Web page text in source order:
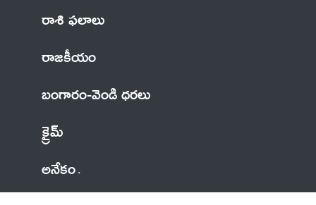
రాశి ఫలాలు
రాజకీయం
బంగారం-వెండి ధరలు
క్రైమ్
అనేకం